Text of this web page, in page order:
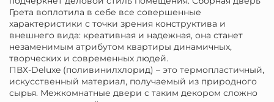
Грета воплотила в себе все совершенные
характеристики с точки зрения конструктива и
внешнего вида: креативная и надежная, она станет
незаменимым атрибутом квартиры динамичных,
творческих и современных людей.
ПВХ-Deluxe (поливинилхлорид) – это термопластичный,
искусственный материал, получаемый из природного
сырья. Межкомнатные двери с таким декором сложно